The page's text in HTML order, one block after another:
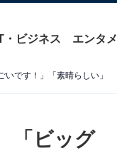
・ビジネス エンタメ
です！」「素晴らしい」
「ビッグ